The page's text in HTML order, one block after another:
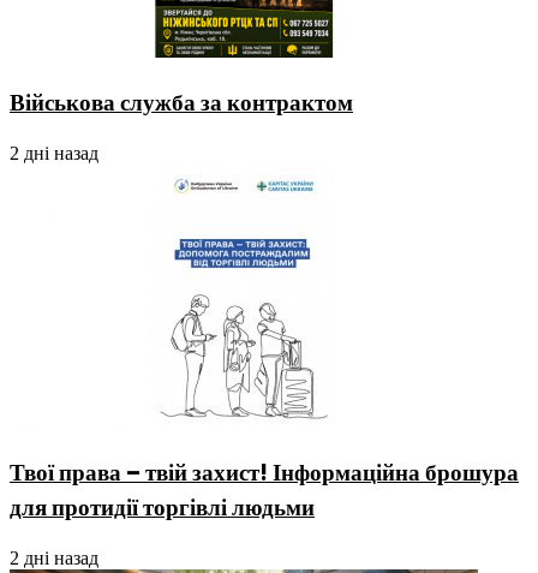
Військова служба за контрактом
2 дні назад
Твої права – твій захист! Інформаційна брошура
для протидії торгівлі людьми
2 дні назад